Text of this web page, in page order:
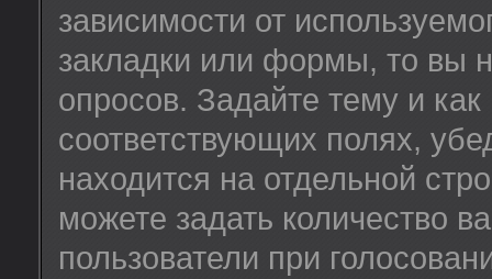
зависимости от
закладки или формы, то вы
опросов. Задайте тему и
соответствующих полях,
находится на отдельной
можете задать количество
пользователи при